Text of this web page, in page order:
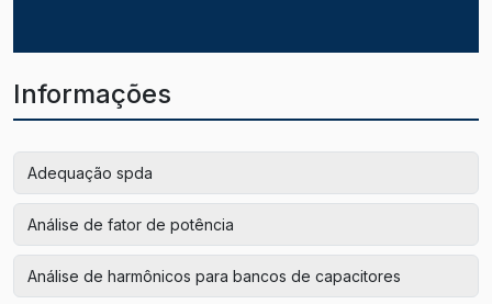
Informações
Adequação spda
Análise de fator de potência
Análise de harmônicos para bancos de capacitores